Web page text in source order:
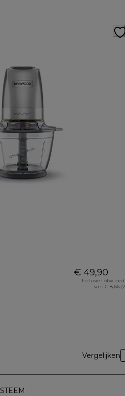
€ 49,90
Inclusief btw-
van € 8,66
Vergelijken